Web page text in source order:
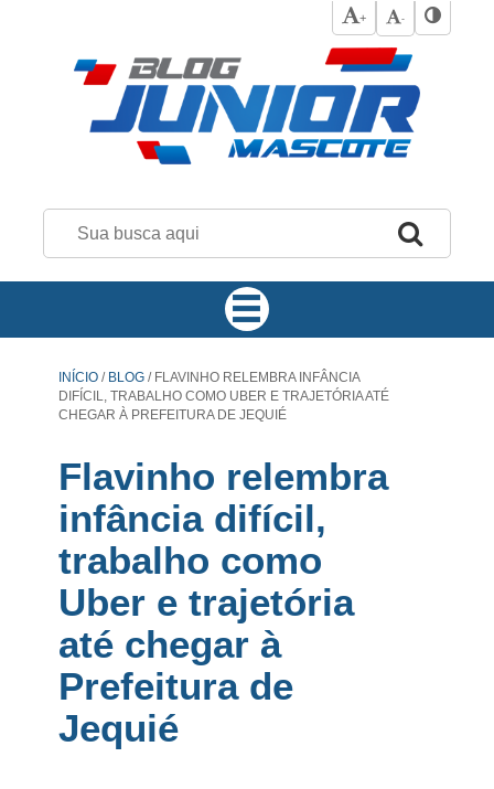
+ -
INÍCIO / BLOG /FLAVINHO RELEMBRA INFÂNCIA
DIFÍCIL, TRABALHO COMO UBER E TRAJETÓRIA ATÉ
CHEGAR À PREFEITURA DE JEQUIÉ
Flavinho relembra
infância difícil,
trabalho como
Uber e trajetória
até chegar à
Prefeitura de
Jequié